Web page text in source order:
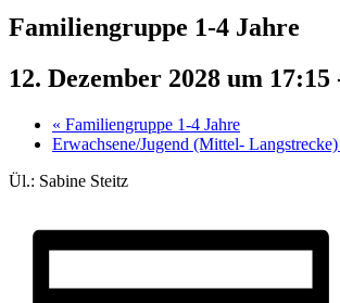
Familiengruppe 1-4 Jahre
12. Dezember 2028 um 17:15
« Familiengruppe 1-4 Jahre
Erwachsene/Jugend (Mittel- Langstrecke)
Ül.: Sabine Steitz